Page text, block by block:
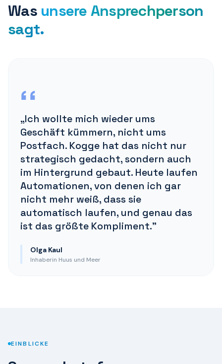
Was unsere Ansprechperson
sagt.
„Ich wollte mich wieder ums
Geschäft kümmern, nicht ums
Postfach. Kogge hat das nicht nur
strategisch gedacht, sondern auch
im Hintergrund gebaut. Heute laufen
Automationen, von denen ich gar
nicht mehr weiß, dass sie
automatisch laufen, und genau das
ist das größte Kompliment."
Olga Kaul
Inhaberin Huus und Meer
EINBLICKE